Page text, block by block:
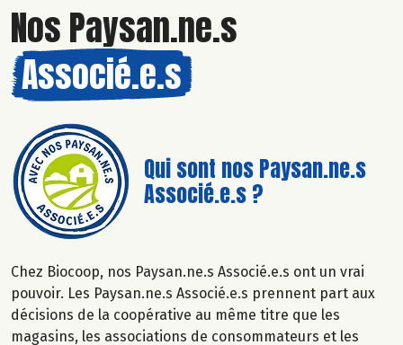
Nos Paysan.ne.s
Associé.e.s
Qui sont nos Paysan.ne.s
Associé.e.s ?
Chez Biocoop, nos Paysan.ne.s Associé.e.s ont un vrai
pouvoir. Les Paysan.ne.s Associé.e.s prennent part aux
décisions de la coopérative au même titre que les
magasins, les associations de consommateurs et les